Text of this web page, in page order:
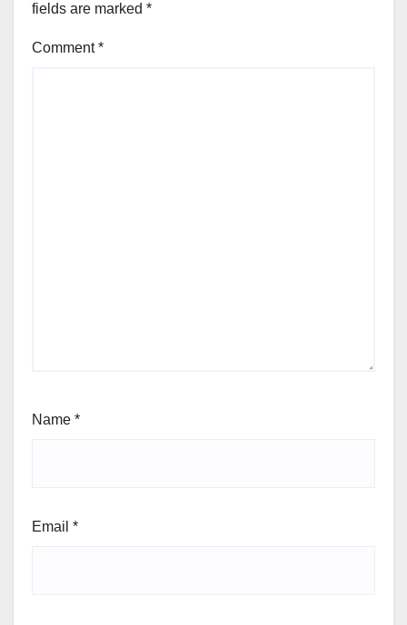
fields are marked *
Comment*
Name *
Email *